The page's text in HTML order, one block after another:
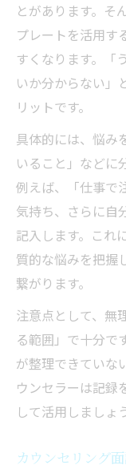
とがあります。そ
プレートを活用す
すくなります。「
いか分からない」
リットです。
具体的には、悩み
いること」などに
例えば、「仕事で
気持ち、さらに自
記入します。これ
質的な悩みを把握
繋がります。
注意点として、無
る範囲」で十分で
が整理できていな
ウンセラーは記録
して活用しましょ
カウンセリング